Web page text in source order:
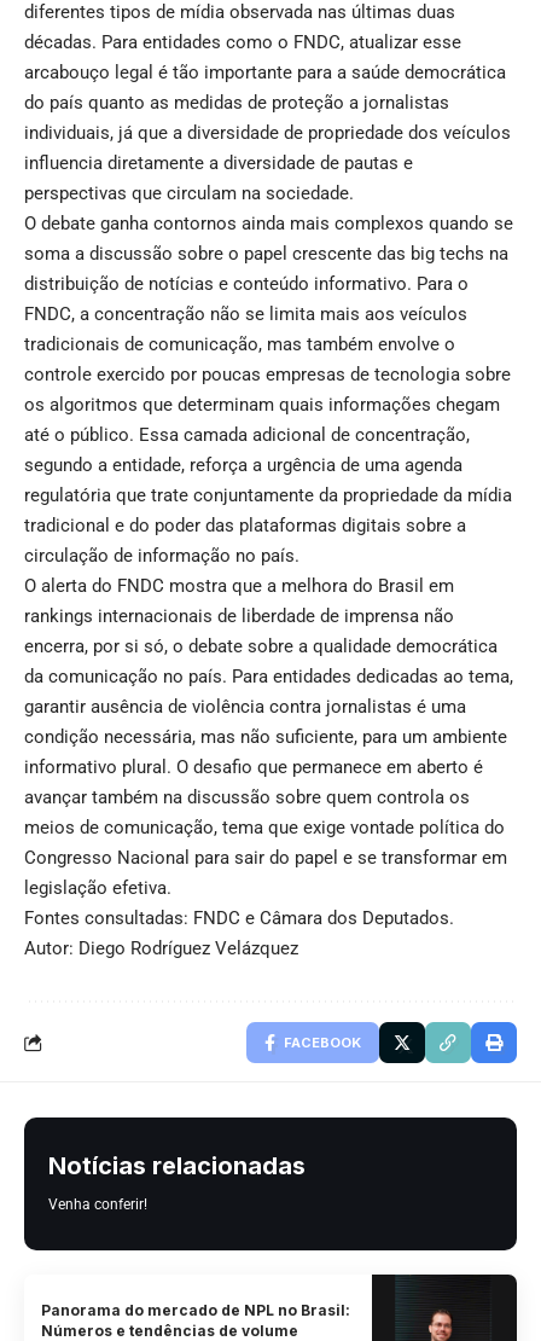
diferentes tipos de mídia observada nas últimas duas
décadas. Para entidades como o FNDC, atualizar esse
arcabouço legal é tão importante para a saúde democrática
do país quanto as medidas de proteção a jornalistas
individuais, já que a diversidade de propriedade dos veículos
influencia diretamente a diversidade de pautas e
perspectivas que circulam na sociedade.
O debate ganha contornos ainda mais complexos quando se
soma a discussão sobre o papel crescente das big techs na
distribuição de notícias e conteúdo informativo. Para o
FNDC, a concentração não se limita mais aos veículos
tradicionais de comunicação, mas também envolve o
controle exercido por poucas empresas de tecnologia sobre
os algoritmos que determinam quais informações chegam
até o público. Essa camada adicional de concentração,
segundo a entidade, reforça a urgência de uma agenda
regulatória que trate conjuntamente da propriedade da mídia
tradicional e do poder das plataformas digitais sobre a
circulação de informação no país.
O alerta do FNDC mostra que a melhora do Brasil em
rankings internacionais de liberdade de imprensa não
encerra, por si só, o debate sobre a qualidade democrática
da comunicação no país. Para entidades dedicadas ao tema,
garantir ausência de violência contra jornalistas é uma
condição necessária, mas não suficiente, para um ambiente
informativo plural. O desafio que permanece em aberto é
avançar também na discussão sobre quem controla os
meios de comunicação, tema que exige vontade política do
Congresso Nacional para sair do papel e se transformar em
legislação efetiva.
Fontes consultadas: FNDC e Câmara dos Deputados.
Autor: Diego Rodríguez Velázquez
FACEBOOK
Notícias relacionadas
Venha conferir!
Panorama do mercado de NPL no Brasil:
Números e tendências de volume